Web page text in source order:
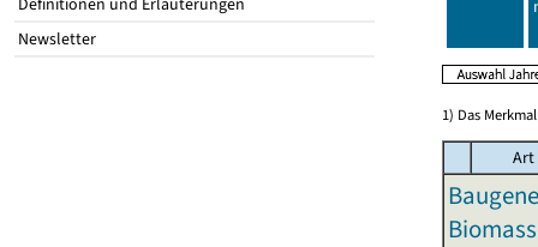
Newsletter
1) Das
Art